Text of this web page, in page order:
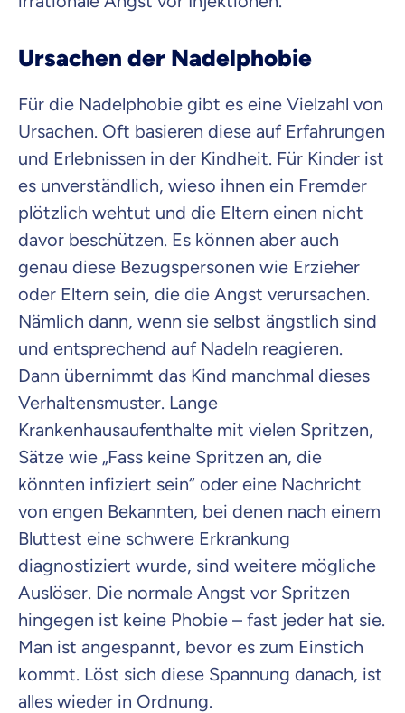
Ursachen der Nadelphobie
Für die Nadelphobie gibt es eine Vielzahl von
Ursachen. Oft basieren diese auf Erfahrungen
und Erlebnissen in der Kindheit. Für Kinder ist
es unverständlich, wieso ihnen ein Fremder
plötzlich wehtut und die Eltern einen nicht
davor beschützen. Es können aber auch
genau diese Bezugspersonen wie Erzieher
oder Eltern sein, die die Angst verursachen.
Nämlich dann, wenn sie selbst ängstlich sind
und entsprechend auf Nadeln reagieren.
Dann übernimmt das Kind manchmal dieses
Verhaltensmuster. Lange
Krankenhausaufenthalte mit vielen Spritzen,
Sätze wie „Fass keine Spritzen an, die
könnten infiziert sein“ oder eine Nachricht
von engen Bekannten, bei denen nach einem
Bluttest eine schwere Erkrankung
diagnostiziert wurde, sind weitere mögliche
Auslöser. Die normale Angst vor Spritzen
hingegen ist keine Phobie – fast jeder hat sie.
Man ist angespannt, bevor es zum Einstich
kommt. Löst sich diese Spannung danach, ist
alles wieder in Ordnung.
Versicherung
Krankenhaus
Versicherung
Mit dem Abschicken meiner Daten erkläre ich meineEinwilligungzur
Kontaktaufnahme durch ottonova.
Weiter zu deinen Informationen